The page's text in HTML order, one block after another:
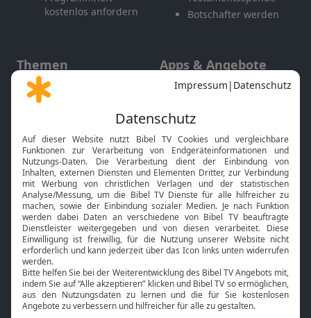
kostenlos anfordern
Botschafter werden
Themen
Gott und Bibel erklärt
Neuigkeiten
Apps & Angebote
Mobile App
Smart TV
HbbTV
Bibelthek Online-Bibel
Nächster Gottesdienst
Bibel TV
Über uns
Jobs
Service
Kontakt
TV-Empfang